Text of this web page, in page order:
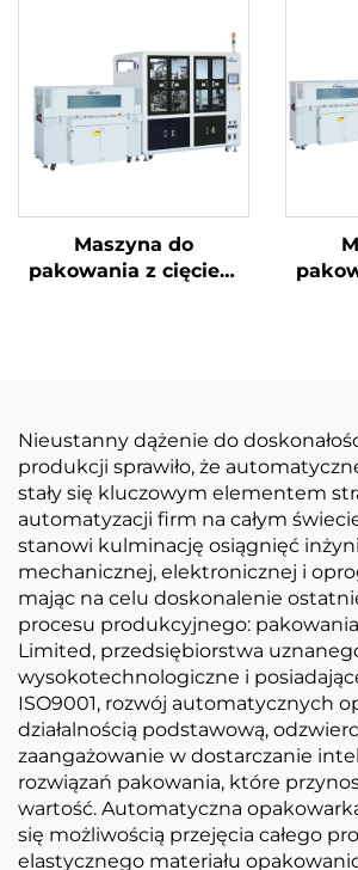
Maszyna do
pakowania z cięciem
Nieustanny dążenie do
produkcji sprawiło, że
stały się kluczowym elementem
automatyzacji firm na całym
stanowi kulminację osiągnięć
mechanicznej, elektronicznej i
mając na celu doskonalenie
procesu produkcyjnego:
Limited, przedsiębiorstwa
wysokotechnologiczne i
ISO9001, rozwój automatycznych
działalnością podstawową,
zaangażowanie w dostarczanie
rozwiązań pakowania, które
wartość. Automatyczna
się możliwością przejęcia całego
elastycznego materiału